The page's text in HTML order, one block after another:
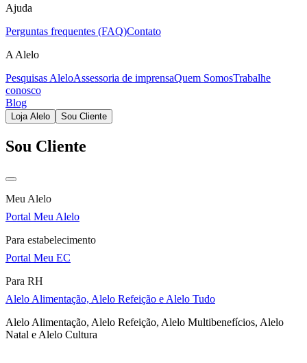
Ajuda
Perguntas frequentes (FAQ)Contato
A Alelo
Pesquisas AleloAssessoria de imprensaQuem SomosTrabalhe
conosco
Blog
Loja Alelo Sou Cliente
Sou Cliente
Meu Alelo
Portal Meu Alelo
Para estabelecimento
Portal Meu EC
Para RH
Alelo Alimentação, Alelo Refeição e Alelo Tudo
Alelo Alimentação, Alelo Refeição, Alelo Multibenefícios, Alelo
Natal e Alelo Cultura